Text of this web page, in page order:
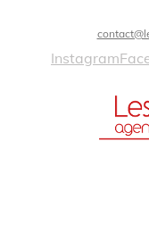
Instagram